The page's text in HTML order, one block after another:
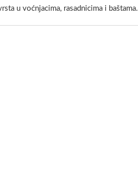
u voćnjacima, rasadnicima i baštama.